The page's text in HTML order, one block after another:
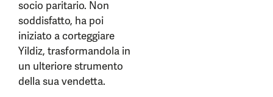
socio paritario. Non
soddisfatto, ha poi
iniziato a corteggiare
Yildiz, trasformandola in
un ulteriore strumento
della sua vendetta.